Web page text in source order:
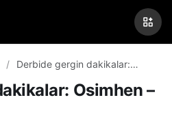
Derbide gergin dakikalar:
Osimhen –
Paylaş